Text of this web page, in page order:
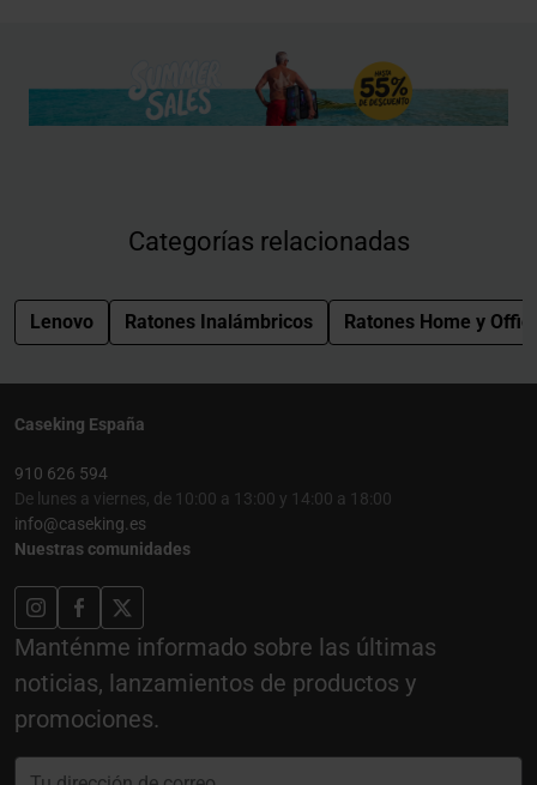
Categorías relacionadas
Lenovo Ratones Inalámbricos Ratones Home y
Caseking España
910 626 594
De lunes a viernes, de 10:00 a 13:00 y 14:00 a 18:00
info@caseking.es
Nuestras comunidades
Manténme informado sobre las últimas
noticias, lanzamientos de productos y
promociones.